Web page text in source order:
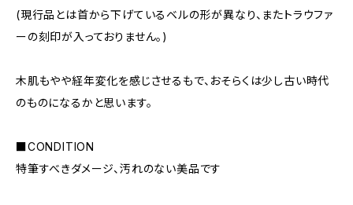
(現行品とは首から下げているベルの形が異なり、またトラウファ
ーの刻印が入っておりません。)
木肌もやや経年変化を感じさせるもで、おそらくは少し古い時代
のものになるかと思います。
■CONDITION
特筆すべきダメージ、汚れのない美品です